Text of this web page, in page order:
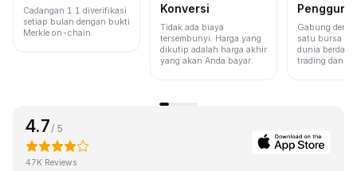
Cadangan 1:1 diverifikasi
setiap bulan dengan bukti
Merkle on-chain.
Konversi
Tidak ada biaya
tersembunyi. Harga yang
dikutip adalah harga akhir
yang akan Anda bayar.
Pengguna
Gabung
satu bursa
dunia
trading dan
4.7 / 5
47K Reviews